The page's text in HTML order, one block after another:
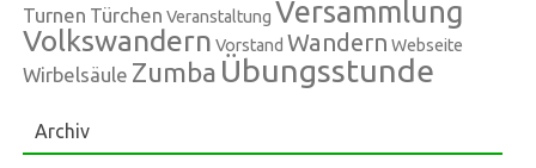
Turnen Türchen Veranstaltung Versammlung
Volkswandern Vorstand Wandern Webseite
Wirbelsäule Zumba Übungsstunde
Archiv